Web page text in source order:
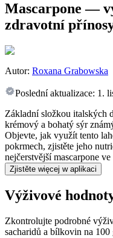
Mascarpone —
zdravotní
Autor: Roxana Grabowska
Poslední aktualizace: 1.
Základní složkou italských
krémový a bohatý sýr
Objevte, jak využít tento
pokrmech, zjistěte jeho
nejčerstvější mascarpone
Zjistěte więcej w aplikaci
Výživové
Zkontrolujte podrobné
sacharidů a bílkovin na 100